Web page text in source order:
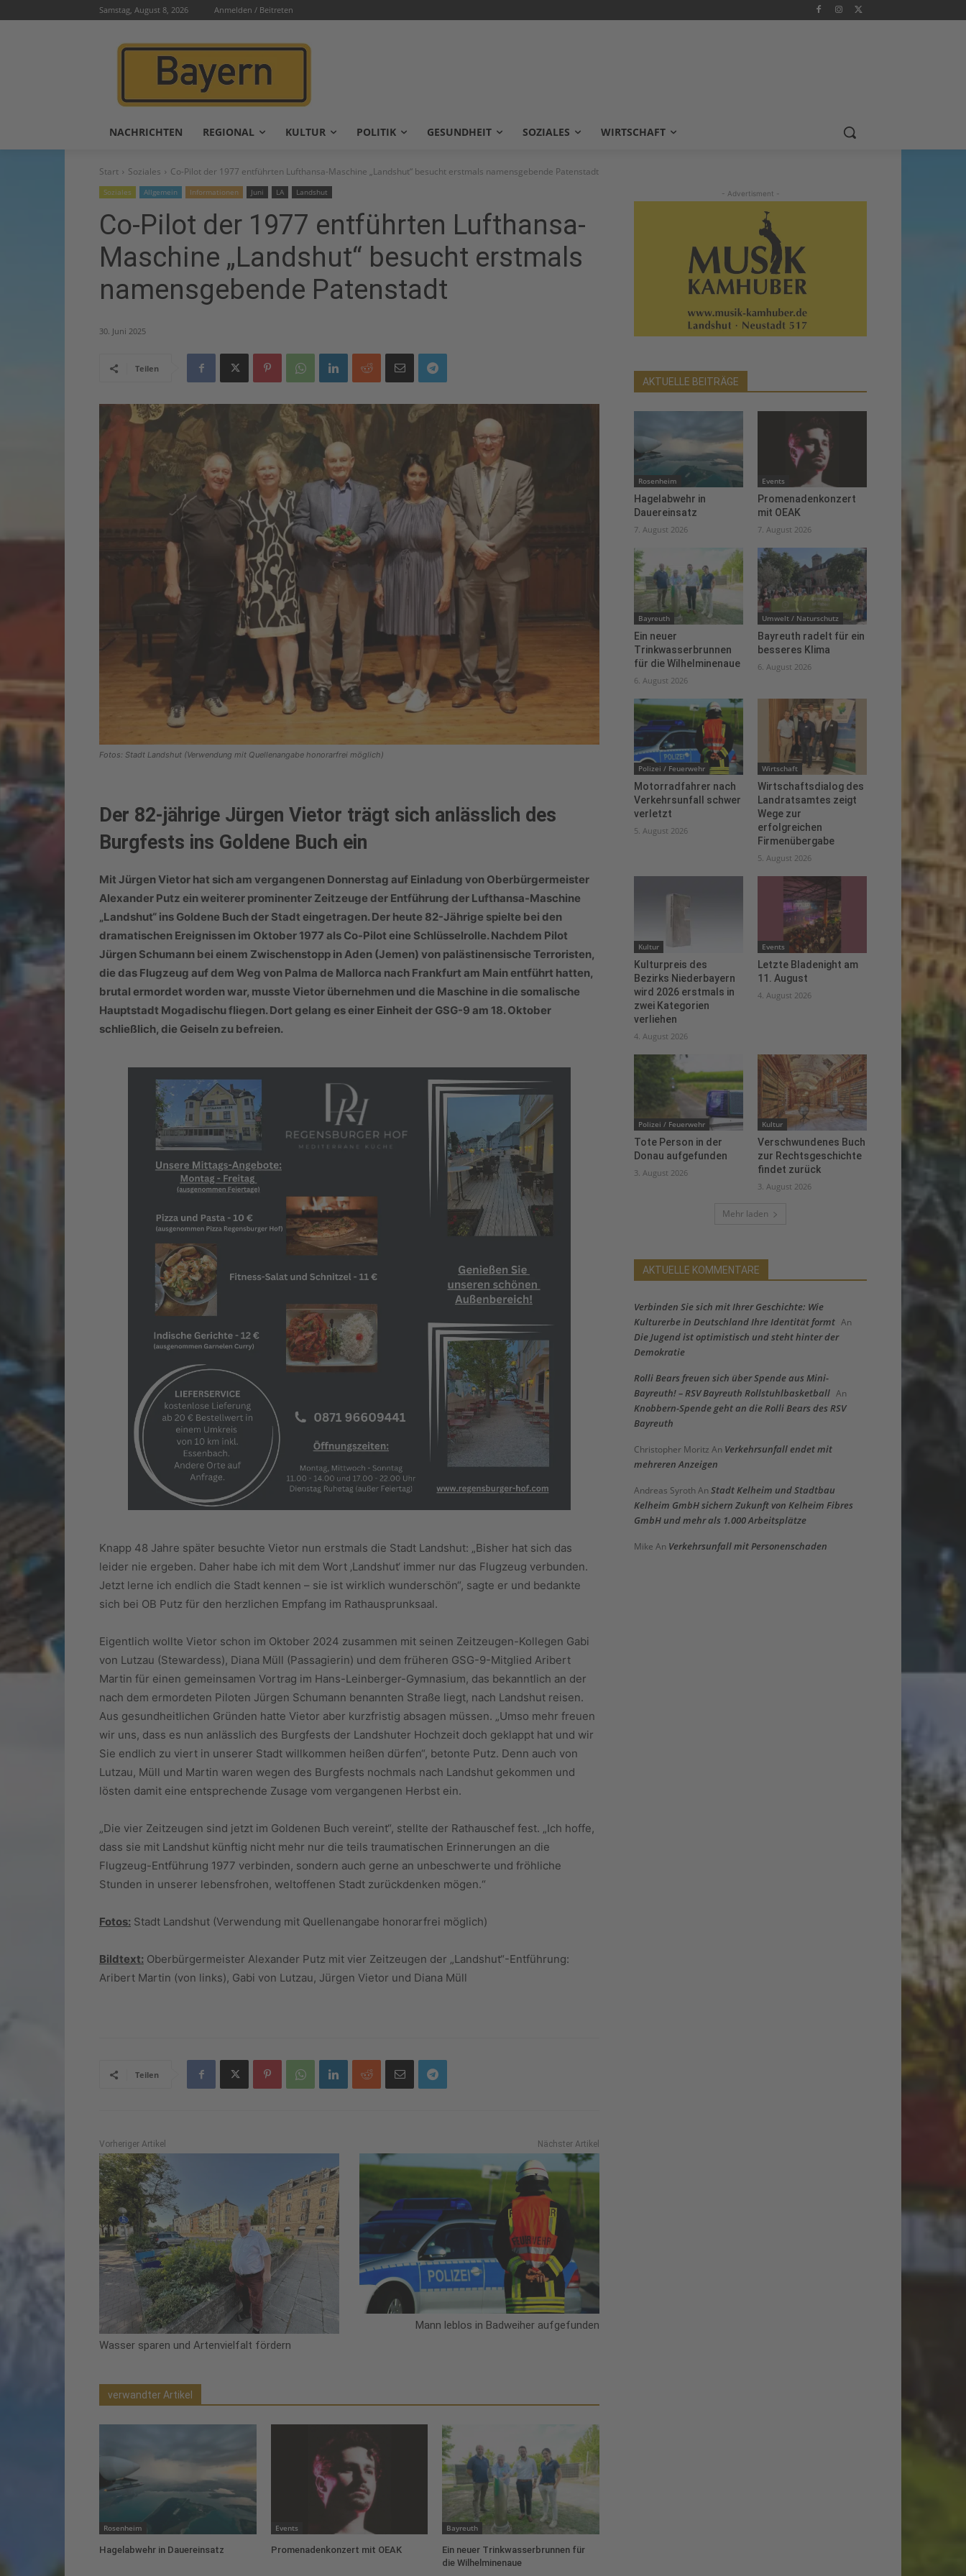
Samstag, August 8, 2026 Anmelden / Beitreten
NACHRICHTEN REGIONAL KULTUR POLITIK GESUNDHEIT SOZIALES WIRTSCHAFT
Start Soziales Co-Pilot der 1977 entführten Lufthansa-Maschine „Landshut“ besucht erstmals namensgebende Patenstadt
Soziales Allgemein Informationen Juni LA Landshut
Co-Pilot der 1977 entführten Lufthansa-
Maschine „Landshut“ besucht erstmals
namensgebende Patenstadt
30. Juni 2025
Teilen
Fotos: Stadt Landshut (Verwendung mit Quellenangabe honorarfrei möglich)
Der 82-jährige Jürgen Vietor trägt sich anlässlich des
Burgfests ins Goldene Buch ein
Mit Jürgen Vietor hat sich am vergangenen Donnerstag auf Einladung von Oberbürgermeister
Alexander Putz ein weiterer prominenter Zeitzeuge der Entführung der Lufthansa-Maschine
„Landshut“ ins Goldene Buch der Stadt eingetragen. Der heute 82-Jährige spielte bei den
dramatischen Ereignissen im Oktober 1977 als Co-Pilot eine Schlüsselrolle. Nachdem Pilot
Jürgen Schumann bei einem Zwischenstopp in Aden (Jemen) von palästinensische Terroristen,
die das Flugzeug auf dem Weg von Palma de Mallorca nach Frankfurt am Main entführt hatten,
brutal ermordet worden war, musste Vietor übernehmen und die Maschine in die somalische
Hauptstadt Mogadischu fliegen. Dort gelang es einer Einheit der GSG-9 am 18. Oktober
schließlich, die Geiseln zu befreien.
Knapp 48 Jahre später besuchte Vietor nun erstmals die Stadt Landshut: „Bisher hat sich das
leider nie ergeben. Daher habe ich mit dem Wort ‚Landshut‘ immer nur das Flugzeug verbunden.
Jetzt lerne ich endlich die Stadt kennen – sie ist wirklich wunderschön“, sagte er und bedankte
sich bei OB Putz für den herzlichen Empfang im Rathausprunksaal.
Eigentlich wollte Vietor schon im Oktober 2024 zusammen mit seinen Zeitzeugen-Kollegen Gabi
von Lutzau (Stewardess), Diana Müll (Passagierin) und dem früheren GSG-9-Mitglied Aribert
Martin für einen gemeinsamen Vortrag im Hans-Leinberger-Gymnasium, das bekanntlich an der
nach dem ermordeten Piloten Jürgen Schumann benannten Straße liegt, nach Landshut reisen.
Aus gesundheitlichen Gründen hatte Vietor aber kurzfristig absagen müssen. „Umso mehr freuen
wir uns, dass es nun anlässlich des Burgfests der Landshuter Hochzeit doch geklappt hat und wir
Sie endlich zu viert in unserer Stadt willkommen heißen dürfen“, betonte Putz. Denn auch von
Lutzau, Müll und Martin waren wegen des Burgfests nochmals nach Landshut gekommen und
lösten damit eine entsprechende Zusage vom vergangenen Herbst ein.
„Die vier Zeitzeugen sind jetzt im Goldenen Buch vereint“, stellte der Rathauschef fest. „Ich hoffe,
dass sie mit Landshut künftig nicht mehr nur die teils traumatischen Erinnerungen an die
Flugzeug-Entführung 1977 verbinden, sondern auch gerne an unbeschwerte und fröhliche
Stunden in unserer lebensfrohen, weltoffenen Stadt zurückdenken mögen.“
Fotos: Stadt Landshut (Verwendung mit Quellenangabe honorarfrei möglich)
Bildtext: Oberbürgermeister Alexander Putz mit vier Zeitzeugen der „Landshut“-Entführung:
Aribert Martin (von links), Gabi von Lutzau, Jürgen Vietor und Diana Müll
Teilen
Vorheriger Artikel
Wasser sparen und Artenvielfalt fördern
Nächster Artikel
Mann leblos in Badweiher aufgefunden
verwandter Artikel
Rosenheim
Hagelabwehr in Dauereinsatz
Events
Promenadenkonzert mit OEAK
Bayreuth
Ein neuer Trinkwasserbrunnen für
die Wilhelminenaue
- Advertisment -
AKTUELLE BEITRÄGE
Rosenheim
Hagelabwehr in
Dauereinsatz
7. August 2026
Events
Promenadenkonzert
mit OEAK
7. August 2026
Bayreuth
Ein neuer
Trinkwasserbrunnen
für die Wilhelminenaue
6. August 2026
Umwelt / Naturschutz
Bayreuth radelt für ein
besseres Klima
6. August 2026
Polizei / Feuerwehr
Motorradfahrer nach
Verkehrsunfall schwer
verletzt
5. August 2026
Wirtschaft
Wirtschaftsdialog des
Landratsamtes zeigt
Wege zur
erfolgreichen
Firmenübergabe
5. August 2026
Kultur
Kulturpreis des
Bezirks Niederbayern
wird 2026 erstmals in
zwei Kategorien
verliehen
4. August 2026
Events
Letzte Bladenight am
11. August
4. August 2026
Polizei / Feuerwehr
Tote Person in der
Donau aufgefunden
3. August 2026
Kultur
Verschwundenes Buch
zur Rechtsgeschichte
findet zurück
3. August 2026
Mehr laden
AKTUELLE KOMMENTARE
Verbinden Sie sich mit Ihrer Geschichte: Wie
Kulturerbe in Deutschland Ihre Identität formt An
Die Jugend ist optimistisch und steht hinter der
Demokratie
Rolli Bears freuen sich über Spende aus Mini-
Bayreuth! – RSV Bayreuth Rollstuhlbasketball An
Knobbern-Spende geht an die Rolli Bears des RSV
Bayreuth
Christopher Moritz An Verkehrsunfall endet mit
mehreren Anzeigen
Andreas Syroth An Stadt Kelheim und Stadtbau
Kelheim GmbH sichern Zukunft von Kelheim Fibres
GmbH und mehr als 1.000 Arbeitsplätze
Mike An Verkehrsunfall mit Personenschaden